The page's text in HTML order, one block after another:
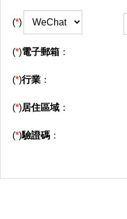
(*)
(*)電子郵箱 ：
(*)行業 ：
(*)居住區域 ：
(*)驗證碼 ：